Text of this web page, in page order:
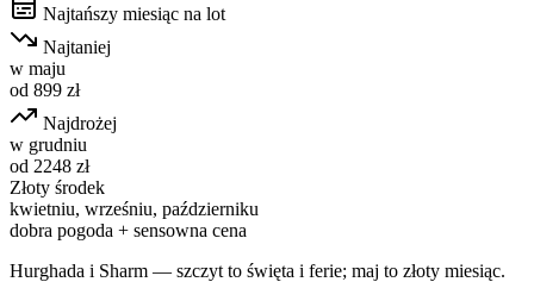
Najtańszy miesiąc na lot
Najtaniej
w maju
od 899 zł
Najdrożej
w grudniu
od 2248 zł
Złoty środek
kwietniu, wrześniu, październiku
dobra pogoda + sensowna cena
Hurghada i Sharm — szczyt to święta i ferie; maj to złoty miesiąc.